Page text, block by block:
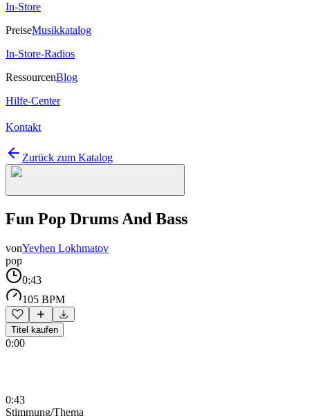
In-Store
PreiseMusikkatalog
In-Store-Radios
RessourcenBlog
Hilfe-Center
Kontakt
Zurück zum Katalog
Fun Pop Drums And Bass
vonYevhen Lokhmatov
pop
0:43
105 BPM
Titel kaufen
0:00
0:43
Stimmung/Thema